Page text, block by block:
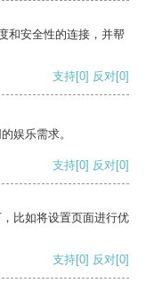
和安全性的连接，并帮
支持[0] 反对[0]
娱乐需求。
支持[0] 反对[0]
比如将设置页面进行优
支持[0] 反对[0]